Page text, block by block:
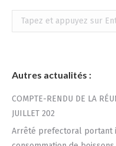
Recherche
:
Autres actualités :
COMPTE-RENDU DE LA
JUILLET 202
Arrêté prefectoral portant